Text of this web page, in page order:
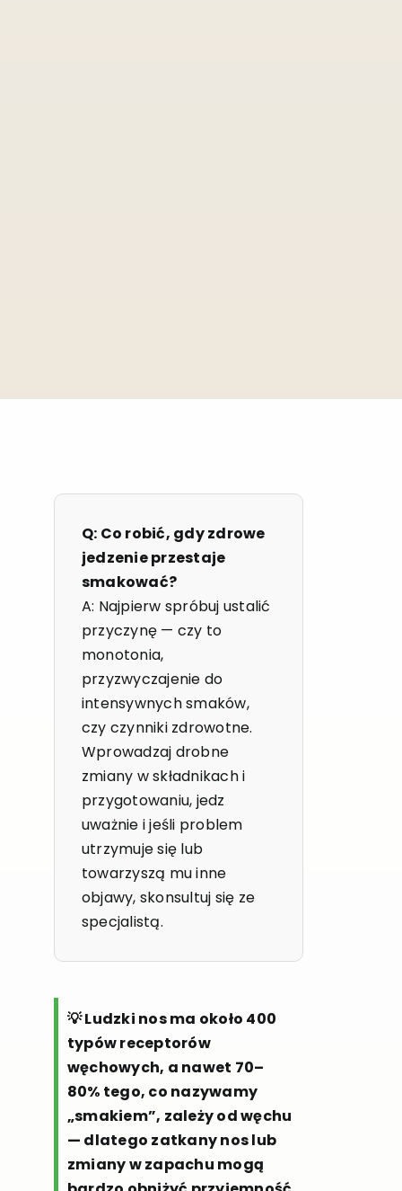
Q: Co robić, gdy zdrowe
jedzenie przestaje
smakować?
A: Najpierw spróbuj ustalić
przyczynę — czy to
monotonia,
przyzwyczajenie do
intensywnych smaków,
czy czynniki zdrowotne.
Wprowadzaj drobne
zmiany w składnikach i
przygotowaniu, jedz
uważnie i jeśli problem
utrzymuje się lub
towarzyszą mu inne
objawy, skonsultuj się ze
specjalistą.
💡 Ludzki nos ma około 400
typów receptorów
węchowych, a nawet 70–
80% tego, co nazywamy
„smakiem”, zależy od węchu
— dlatego zatkany nos lub
zmiany w zapachu mogą